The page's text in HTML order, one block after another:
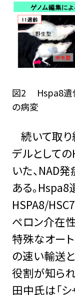
図2 Hspa8遺伝
の病変
続いて取り
デルとして
いた、NAD
ある。
HSPA8/
ペロン介在性
特殊なオー
の速い輸送
役割が知られ
田中氏は「